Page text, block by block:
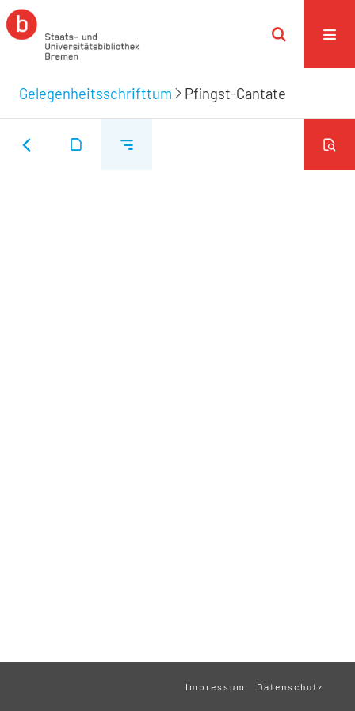
Gelegenheitsschrifttum Pfingst-Cantate
Impressum Datenschutz